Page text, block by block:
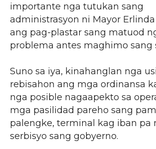
importante nga tutukan sang
administrasyon ni Mayor
ang pag-plastar sang matuod
problema antes maghimo sang
Suno sa iya, kinahanglan nga
rebisahon ang mga ordinansa
nga posible nagaapekto sa
mga pasilidad pareho sang
palengke, terminal kag iban pa
serbisyo sang gobyerno.